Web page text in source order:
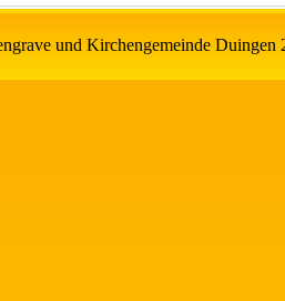
und Kirchengemeinde Duingen